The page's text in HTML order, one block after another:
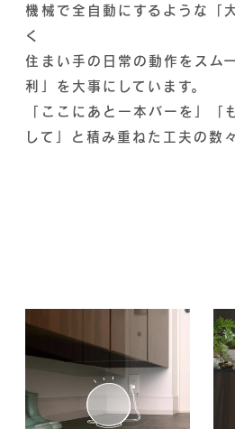
機械で全自動にするような「
く
住まい手の日常の動作をスム
利」を大事にしています。
「ここにあと一本バーを」「
して」と積み重ねた工夫の数